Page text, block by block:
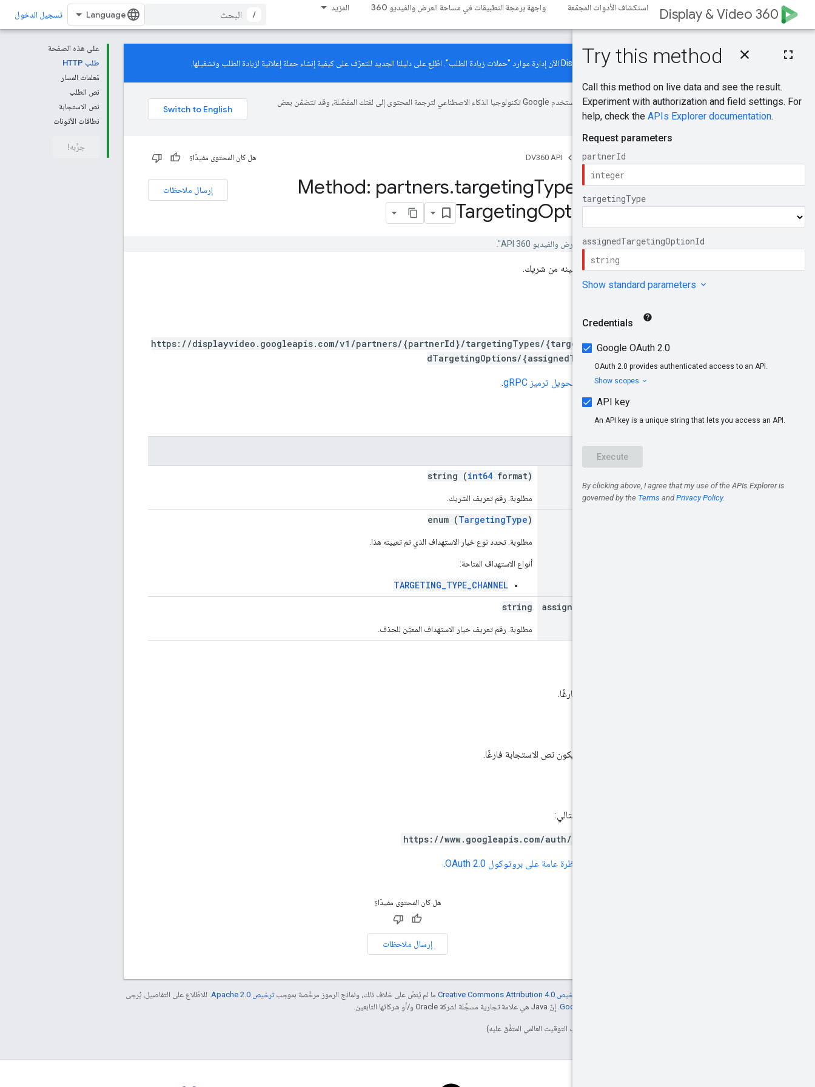
Display & Video 360 استكشاف الأدوات المجمّعة واجهة برمجة التطبيقات في مساحة العرض والفيديو 360 المزيد
/ تسجيل الدخول
على هذه الصفحة
طلب HTTP
مَعلمات المسار
نص الطلب
نص الاستجابة
نطاقات الأذونات
جرِّبه!
يتيح Display & Video 360 API الآن إدارة موارد "حملات زيادة الطلب". اطّلِع على دليلنا الجديد للتعرّف على كيفية إنشاء حملة إعلانية لزيادة الطلب وتشغيلها.
تستخدم Google تكنولوجيا الذكاء الاصطناعي لترجمة المحتوى إلى لغتك المفضّلة، وقد تتضمّن بعض
الأخطاء.
الصفحة الرئيسية المنتجات DV360 API هل كان المحتوى مفيدًا؟
إرسال ملاحظات Method: partners.targetingTypes.assigned
TargetingOptions.delete
تم إيقاف الإصدار 1 من "مساحة العرض والفيديو 360 API".
حذف خيار استهداف تمّ تعيينه من شريك.
https://displayvideo.googleapis.com/v1/partners/{partnerId}/targetingTypes/{targetingType}/assigne
dTargetingOptions/{assignedTargetingOptionId}
يستخدِم عنوان URL بنية تحويل ترميز gRPC .
مَعلمات المسار
string (int64 format)
مطلوبة. رقم تعريف الشريك.
enum (TargetingType)
مطلوبة. تحدد نوع خيار الاستهداف الذي تم تعيينه هذا.
أنواع الاستهداف المتاحة:
TARGETING_TYPE_CHANNEL
assigned
string
مطلوبة. رقم تعريف خيار الاستهداف المعيَّن للحذف.
يجب أن يكون نص الطلب فارغًا.
في حال نجاح هذا الإجراء، يكون نص الاستجابة فارغًا.
https://www.googleapis.com/auth/display-video
نظرة عامة على بروتوكول OAuth 2.0 .
هل كان المحتوى مفيدًا؟
إرسال ملاحظات
ترخيص Creative Commons Attribution 4.0‏ ما لم يُنصّ على خلاف ذلك، ونماذج الرموز مرخّصة بموجبترخيص Apache 2.0‏
. للاطّلاع على التفاصيل، يُرجى
. إنّ Java هي علامة تجارية مسجَّلة لشركة Oracle و/أو شركائها التابعين.